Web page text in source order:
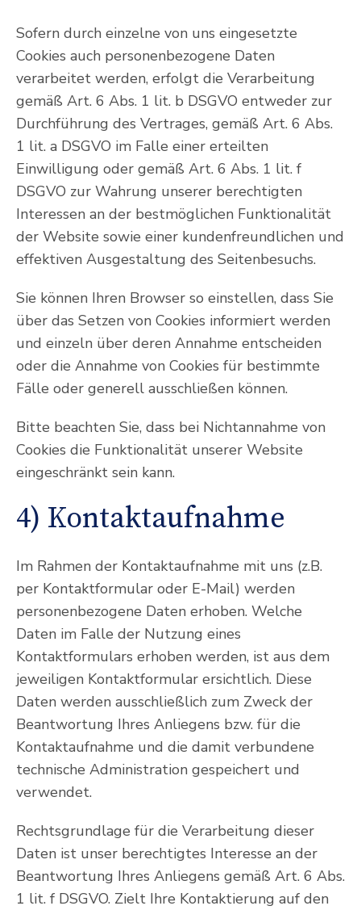
Sofern durch einzelne von uns eingesetzte
Cookies auch personenbezogene Daten
verarbeitet werden, erfolgt die Verarbeitung
gemäß Art. 6 Abs. 1 lit. b DSGVO entweder zur
Durchführung des Vertrages, gemäß Art. 6 Abs.
1 lit. a DSGVO im Falle einer erteilten
Einwilligung oder gemäß Art. 6 Abs. 1 lit. f
DSGVO zur Wahrung unserer berechtigten
Interessen an der bestmöglichen Funktionalität
der Website sowie einer kundenfreundlichen und
effektiven Ausgestaltung des Seitenbesuchs.
Sie können Ihren Browser so einstellen, dass Sie
über das Setzen von Cookies informiert werden
und einzeln über deren Annahme entscheiden
oder die Annahme von Cookies für bestimmte
Fälle oder generell ausschließen können.
Bitte beachten Sie, dass bei Nichtannahme von
Cookies die Funktionalität unserer Website
eingeschränkt sein kann.
4) Kontaktaufnahme
Im Rahmen der Kontaktaufnahme mit uns (z.B.
per Kontaktformular oder E-Mail) werden
personenbezogene Daten erhoben. Welche
Daten im Falle der Nutzung eines
Kontaktformulars erhoben werden, ist aus dem
jeweiligen Kontaktformular ersichtlich. Diese
Daten werden ausschließlich zum Zweck der
Beantwortung Ihres Anliegens bzw. für die
Kontaktaufnahme und die damit verbundene
technische Administration gespeichert und
verwendet.
Rechtsgrundlage für die Verarbeitung dieser
Daten ist unser berechtigtes Interesse an der
Beantwortung Ihres Anliegens gemäß Art. 6 Abs.
1 lit. f DSGVO. Zielt Ihre Kontaktierung auf den